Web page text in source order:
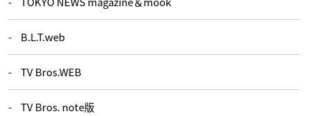
B.L.T.web
TV Bros.WEB
TV Bros. note版